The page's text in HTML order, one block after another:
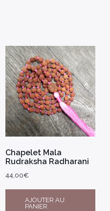
Chapelet Mala
Rudraksha Radharani
44,00€
AJOUTER AU
PANIER